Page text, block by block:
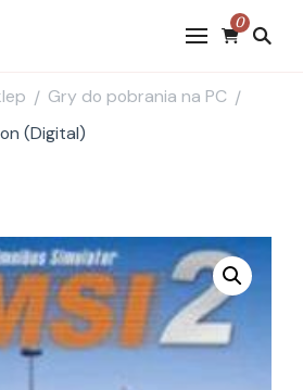
0
/ Gry do pobrania na PC /
(Digital)